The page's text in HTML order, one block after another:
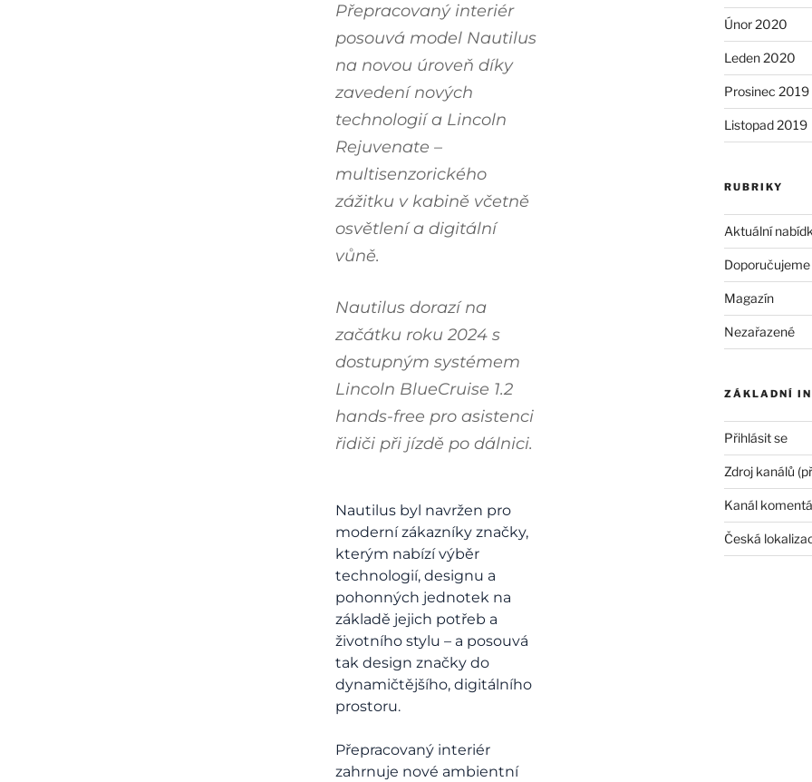
Přepracovaný interiér
posouvá model Nautilus
na novou úroveň díky
zavedení nových
technologií a Lincoln
Rejuvenate –
multisenzorického
zážitku v kabině včetně
osvětlení a digitální
vůně.
Nautilus dorazí na
začátku roku 2024 s
dostupným systémem
Lincoln BlueCruise 1.2
hands-free pro asistenci
řidiči při jízdě po dálnici.
Nautilus byl navržen pro
moderní zákazníky značky,
kterým nabízí výběr
technologií, designu a
pohonných jednotek na
základě jejich potřeb a
životního stylu – a posouvá
tak design značky do
dynamičtějšího, digitálního
prostoru.
Přepracovaný interiér
zahrnuje nové ambientní
Únor 2020
Leden 2020
Prosinec 2019
Listopad 2019
RUBRIKY
Aktuální
Doporučujeme
Magazín
Nezařazené
ZÁKLADNÍ
Přihlásit se
Zdroj kanálů
Kanál
Česká